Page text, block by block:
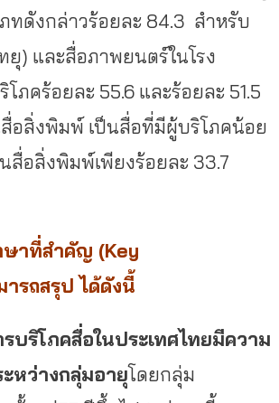
ทดังกล่าวร้อยละ 84.3 สำหรับ
ยุ) และสื่อภาพยนตร์ในโรง
ภคร้อยละ 55.6 และร้อยละ 51.5
อสิ่งพิมพ์ เป็นสื่อที่มีผู้บริโภคน้อย
สื่อสิ่งพิมพ์เพียงร้อยละ 33.7
าที่สำคัญ (Key
รถสรุป ได้ดังนี้
บริโภคสื่อในประเทศไทยมีความ
หว่างกลุ่มอายุโดยกลุ่ม